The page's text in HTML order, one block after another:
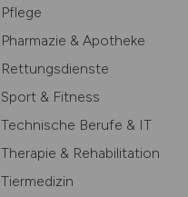
Pflege
Pharmazie & Apotheke
Rettungsdienste
Sport & Fitness
Technische Berufe & IT
Therapie & Rehabilitation
Tiermedizin